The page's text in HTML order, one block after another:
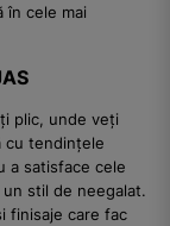
în cele mai
plic, unde veți
cu tendințele
a satisface cele
stil de neegalat.
finisaje care fac